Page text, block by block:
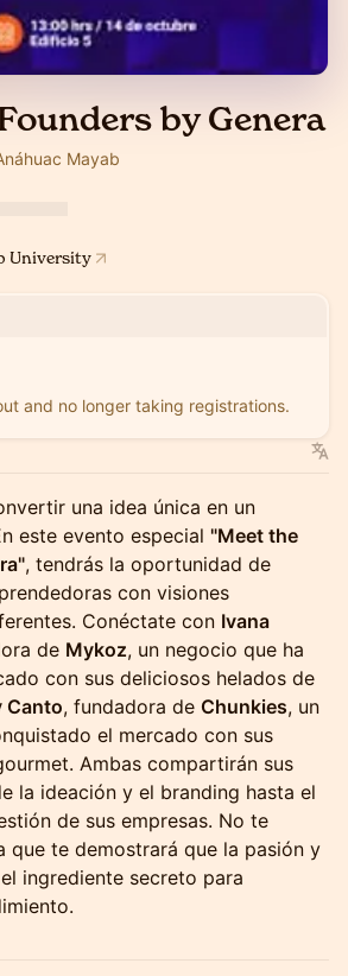
by Genera
Mayab
University
and no longer taking registrations.
una idea única en un
este evento especial "Meet the
, tendrás la oportunidad de
con visiones
Conéctate con Ivana
de Mykoz, un negocio que ha
con sus deliciosos helados de
Canto, fundadora de Chunkies, un
el mercado con sus
Ambas compartirán sus
la ideación y el branding hasta el
de sus empresas. No te
que te demostrará que la pasión y
ingrediente secreto para